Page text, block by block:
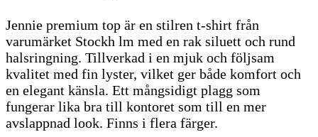
Jennie premium top är en stilren t-shirt från
varumärket Stockh lm med en rak siluett och rund
halsringning. Tillverkad i en mjuk och följsam
kvalitet med fin lyster, vilket ger både komfort och
en elegant känsla. Ett mångsidigt plagg som
fungerar lika bra till kontoret som till en mer
avslappnad look. Finns i flera färger.